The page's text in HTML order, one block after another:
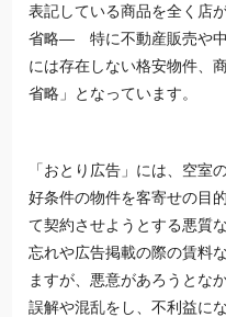
表記している商品を全く店
省略― 特に不動産販売や中
には存在しない格安物件、
省略」となっています。
「おとり広告」には、空室
好条件の物件を客寄せの目
て契約させようとする悪質
忘れや広告掲載の際の賃料
ますが、悪意があろうとな
誤解や混乱をし、不利益に